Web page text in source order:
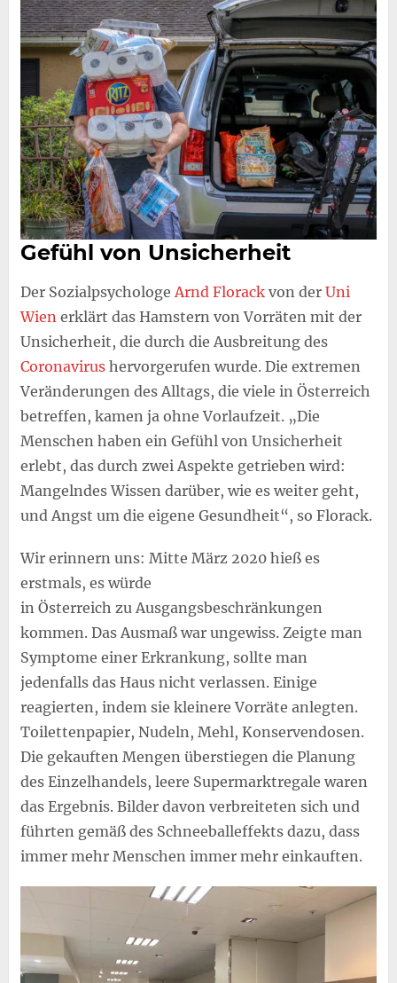
Gefühl von Unsicherheit
Der SozialpsychologeArnd Florack von der Uni
Wienerklärt das Hamstern von Vorräten mit der
Unsicherheit, die durch die Ausbreitung des
Coronavirus hervorgerufen wurde. Die extremen
Veränderungen des Alltags, die viele in Österreich
betreffen, kamen ja ohne Vorlaufzeit. „Die
Menschen haben ein Gefühl von Unsicherheit
erlebt, das durch zwei Aspekte getrieben wird:
Mangelndes Wissen darüber, wie es weiter geht,
und Angst um die eigene Gesundheit“, so Florack.
Wir erinnern uns: Mitte März 2020 hieß es
erstmals, es würde
in Österreich zu Ausgangsbeschränkungen
kommen. Das Ausmaß war ungewiss. Zeigte man
Symptome einer Erkrankung, sollte man
jedenfalls das Haus nicht verlassen. Einige
reagierten, indem sie kleinere Vorräte anlegten.
Toilettenpapier, Nudeln, Mehl, Konservendosen.
Die gekauften Mengen überstiegen die Planung
des Einzelhandels, leere Supermarktregale waren
das Ergebnis. Bilder davon verbreiteten sich und
führten gemäß des Schneeballeffekts dazu, dass
immer mehr Menschen immer mehr einkauften.